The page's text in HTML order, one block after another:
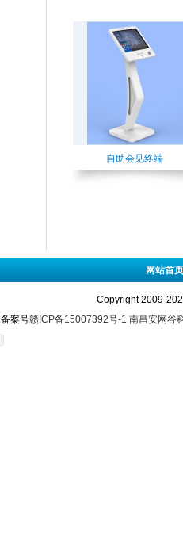
自助会见终端
网站首页
Copyright 2009-
备案号赣ICP备15007392号-1 南昌安网谷